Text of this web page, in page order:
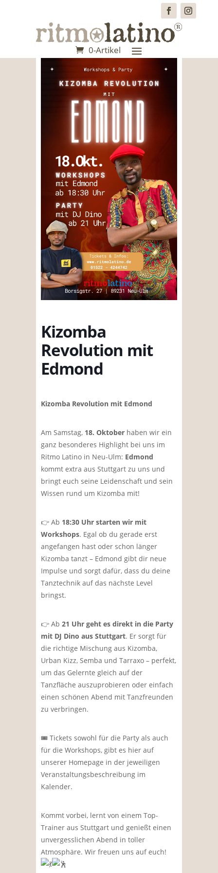
0-Artikel
Kizomba
Revolution mit
Edmond
Kizomba Revolution mit Edmond
Am Samstag, 18. Oktober haben wir ein
ganz besonderes Highlight bei uns im
Ritmo Latino in Neu-Ulm: Edmond
kommt extra aus Stuttgart zu uns und
bringt euch seine Leidenschaft und sein
Wissen rund um Kizomba mit!
👉 Ab 18:30 Uhr starten wir mit
Workshops. Egal ob du gerade erst
angefangen hast oder schon länger
Kizomba tanzt – Edmond gibt dir neue
Impulse und sorgt dafür, dass du deine
Tanztechnik auf das nächste Level
bringst.
👉 Ab 21 Uhr geht es direkt in die Party
mit DJ Dino aus Stuttgart. Er sorgt für
die richtige Mischung aus Kizomba,
Urban Kizz, Semba und Tarraxo – perfekt,
um das Gelernte gleich auf der
Tanzfläche auszuprobieren oder einfach
einen schönen Abend mit Tanzfreunden
zu verbringen.
🎟 Tickets sowohl für die Party als auch
für die Workshops, gibt es hier auf
unserer Homepage in der jeweiligen
Veranstaltungsbeschreibung im
Kalender.
Kommt vorbei, lernt von einem Top-
Trainer aus Stuttgart und genießt einen
unvergesslichen Abend in toller
Atmosphäre. Wir freuen uns auf euch!